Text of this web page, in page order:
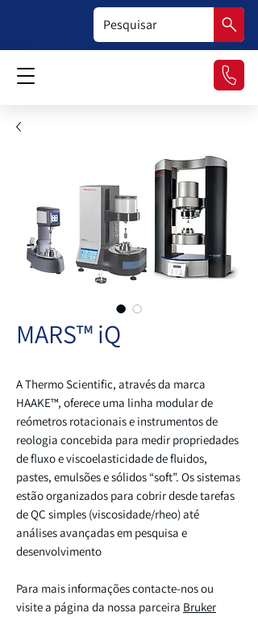
MARS™ iQ
A Thermo Scientific, através da marca
HAAKE™, oferece uma linha modular de
reómetros rotacionais e instrumentos de
reologia concebida para medir propriedades
de fluxo e viscoelasticidade de fluidos,
pastes, emulsões e sólidos “soft”. Os sistemas
estão organizados para cobrir desde tarefas
de QC simples (viscosidade/rheo) até
análises avançadas em pesquisa e
desenvolvimento
Para mais informações contacte-nos ou
visite a página da nossa parceira Bruker